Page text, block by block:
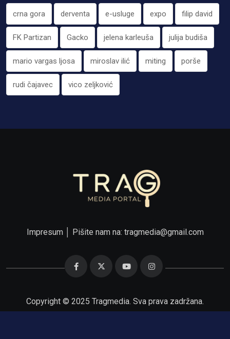
crna gora derventa e-usluge expo filip david
FK Partizan Gacko jelena karleuša julija budiša
mario vargas ljosa miroslav ilić miting porše
rudi čajavec vico zeljković
Impresum│ Pišite nam na: tragmedia@gmail.com
Copyright © 2025 Tragmedia. Sva prava zadržana.